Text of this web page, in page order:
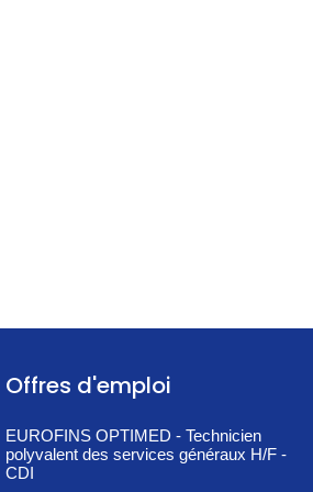
Offres d'emploi
EUROFINS OPTIMED - Technicien
polyvalent des services généraux H/F -
CDI